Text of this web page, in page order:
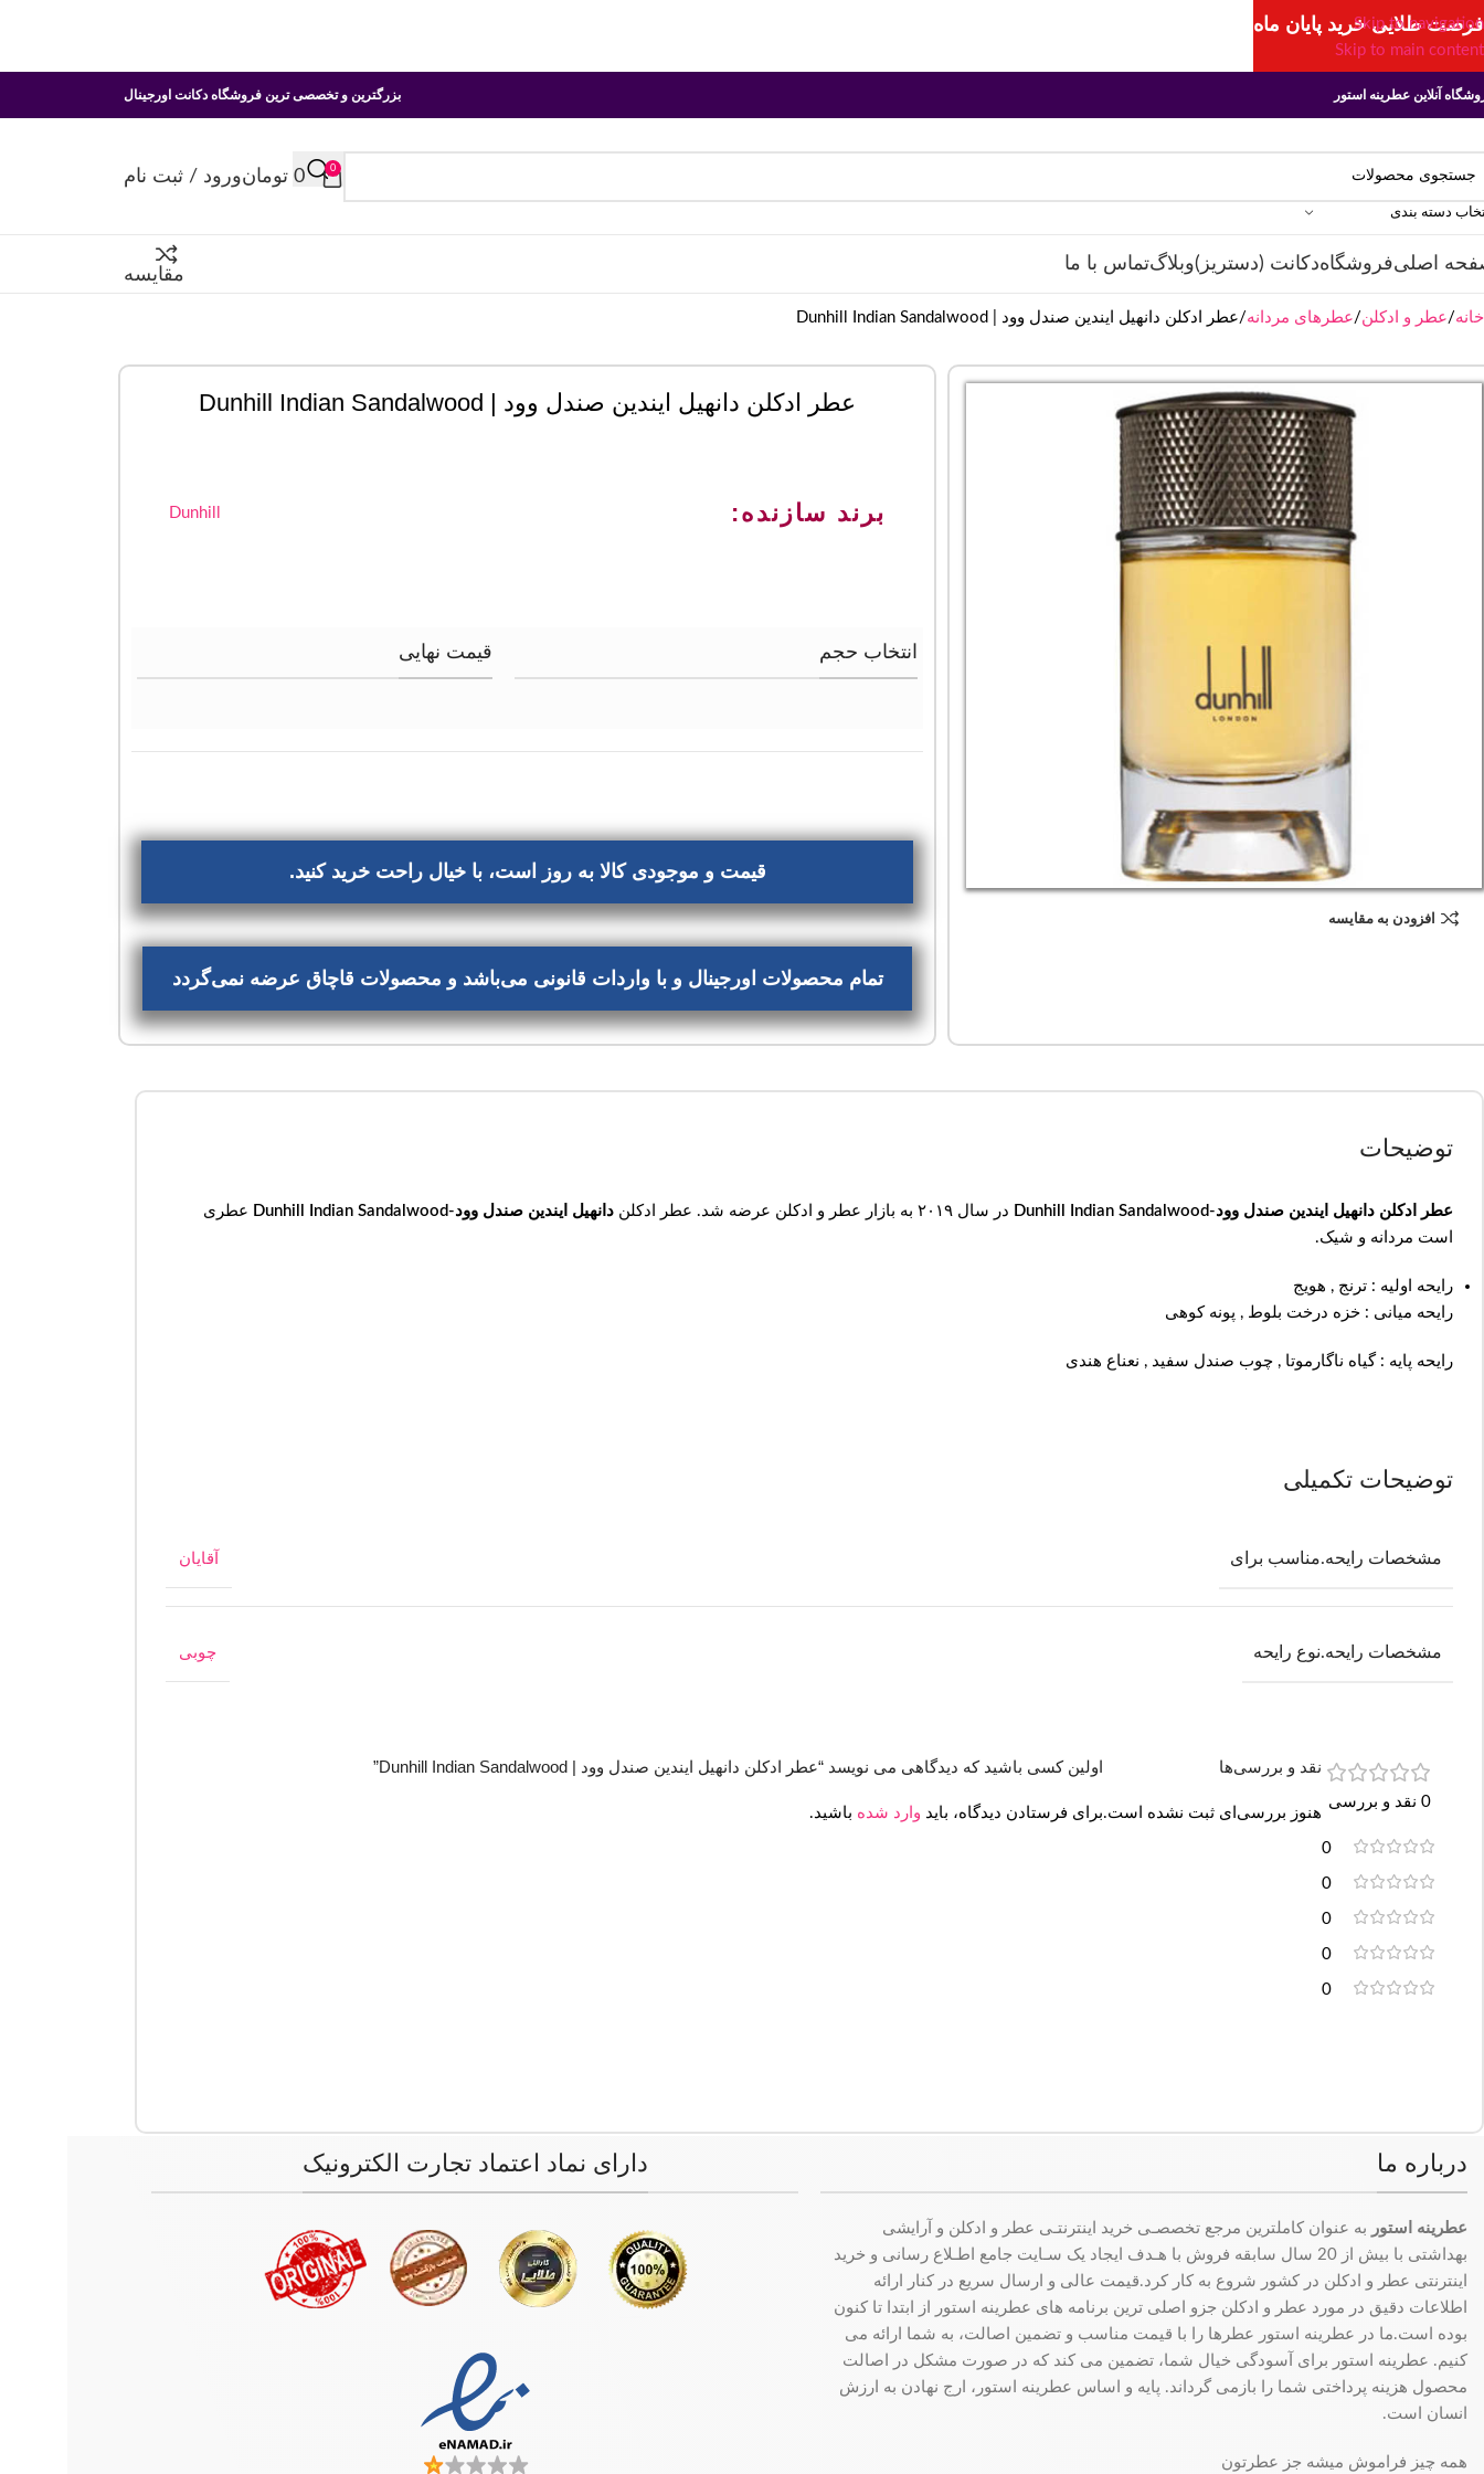
Skip to navigation
Skip to main content
آنلاین عطرینه استور بزرگترین و تخصصی ترین فروشگاه دکانت اورجینال
دسته بندی
0
0 تومانورود / ثبت نام
اصلیفروشگاهدکانت (دستریز)وبلاگتماس با ما
مقایسه
خانه عطر و ادکلن عطرهای مردانه عطر ادکلن دانهیل ایندین صندل وود | Dunhill Indian Sandalwood
افزودن به مقایسه
عطر ادکلن دانهیل ایندین صندل وود | Dunhill Indian Sandalwood
برند سازنده: Dunhill
انتخاب حجم قیمت نهایی
قیمت و موجودی کالا به روز است، با خیال راحت خرید کنید.
تمام محصولات اورجینال و با واردات قانونی می‌باشد و محصولات قاچاق عرضه نمی‌گردد
توضیحات
عطر ادکلن دانهیل ایندین صندل وود-Dunhill Indian Sandalwood در سال ۲۰۱۹ به بازار عطر و ادکلن عرضه شد. عطر ادکلن دانهیل ایندین صندل وود-DunhillIndian Sandalwood
عطری
است مردانه و شیک.
رایحه اولیه : ترنج , هویج
رایحه میانی : خزه درخت بلوط , پونه کوهی
رایحه پایه : گیاه ناگارموتا , چوب صندل سفید , نعناع هندی
توضیحات تکمیلی
مشخصات رایحه.مناسب برای آقایان
مشخصات رایحه.نوع رایحه چوبی
0 نقد و بررسی
0
0
0
0
0
نقد و بررسی‌ها
هنوز بررسی‌ای ثبت نشده است.
اولین کسی باشید که دیدگاهی می نویسد “عطر ادکلن دانهیل ایندین صندل وود | Dunhill Indian Sandalwood”
برای فرستادن دیدگاه، باید وارد شده باشید.
درباره ما
عطرینه استور به عنوان کاملترین مرجع تخصصـی خرید اینترنتـی عطر و ادکلن و آرایشی
بهداشتی با بیش از 20 سال سابقه فروش با هـدف ایجاد یک سـایت جامع اطـلاع رسانی و خرید
اینترنتی عطر و ادکلن در کشور شروع به کار کرد.قیمت عالی و ارسال سریع در کنار ارائه
اطلاعات دقیق در مورد عطر و ادکلن جزو اصلی ترین برنامه های عطرینه استور از ابتدا تا کنون
بوده است.ما در عطرینه استور عطرها را با قیمت مناسب و تضمین اصالت، به شما ارائه می
کنیم. عطرینه استور برای آسودگی خیال شما، تضمین می کند که در صورت مشکل در اصالت
محصول هزینه پرداختی شما را بازمی گرداند. پایه و اساس عطرینه استور، ارج نهادن به ارزش
انسان است.
همه چیز فراموش میشه جز عطرتون
دارای نماد اعتماد تجارت الکترونیک
فرصت طلایی خرید پایان ماه